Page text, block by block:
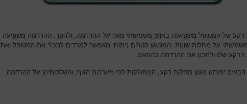
רקע של המטופל משפיעות באופן משמעותי מאד על ההרדמה, ולהפך, ההרדמה משפיעה
משמעותי על מחלות שונות. המפגש הטרום ניתוחי מאפשר למרדים להכיר את המטופל ואת
הרקע שלו ולתכנן את ההרדמה בהתאם.
יפורטו מגוון מחלות רקע, המחולקות לפי מערכות הגוף, והשלכותיהן על ההרדמה.